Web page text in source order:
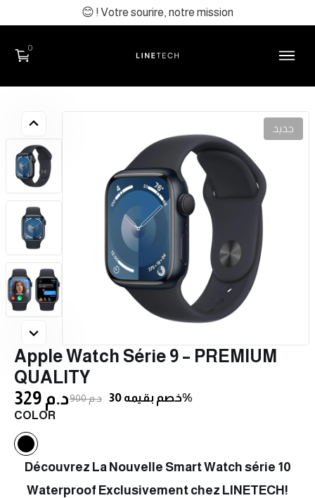
😊 ! Votre sourire, notre mission
0
جديد
Apple Watch Série 9 – PREMIUM
QUALITY
329 د.م
900 د.م خصم بقيمه 30%
COLOR
Découvrez La Nouvelle Smart Watch série 10
Waterproof Exclusivement chez LINETECH!